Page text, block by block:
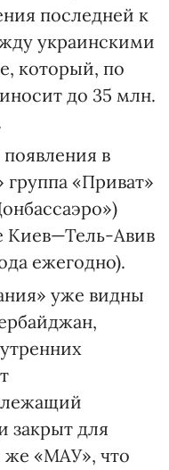
последней к
украинскими
который, по
до 35 млн.
в
«Приват»
Киев—Тель-Авив
ежегодно).
уже видны
закрыт для
же «МАУ», что